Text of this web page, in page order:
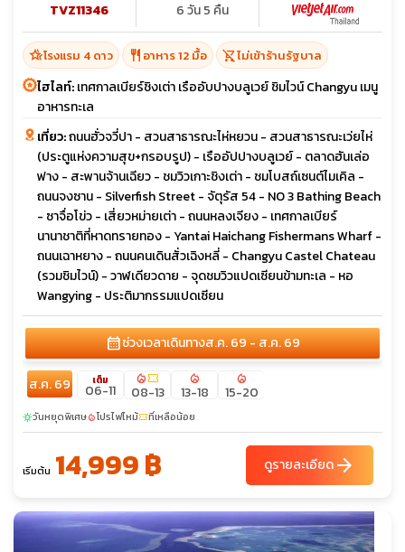
TVZ11346
6 วัน 5 คืน
hotel_classโรงแรม 4 ดาว restaurant อาหาร 12 มื้อ shopping_cart_offไม่เข้าร้านรัฐบาล
ไฮไลท์:เทศกาลเบียร์ชิงเต่า เรืออับปางบลูเวย์ ชิมไวน์ Changyu เมนู
อาหารทะเล
เที่ยว:ถนนฮั่วจวี่ปา - สวนสาธารณะไห่หยวน - สวนสาธารณะเว่ยไห่
(ประตูแห่งความสุข+กรอบรูป) - เรืออัปปางบลูเวย์ - ตลาดฮันเล่อ
ฟาง - สะพานจ้านเฉียว - ชมวิวเกาะชิงเต่า - ชมโบสถ์เซนต์ไมเคิล -
ถนนจงซาน - Silverfish Street - จัตุรัส 54 - NO 3 Bathing Beach
- ซาจื่อโข่ว - เสี่ยวหม่ายเต่า - ถนนหลงเจียง - เทศกาลเบียร์
นานาชาติที่หาดทรายทอง - Yantai Haichang Fishermans Wharf -
ถนนเฉาหยาง - ถนนคนเดินสั่วเฉิงหลี่ - Changyu Castel Chateau
(รวมชิมไวน์) - วาฬเดียวดาย - จุดชมวิวแปดเซียนข้ามทะเล - หอ
Wangying - ประติมากรรมแปดเซียน
calendar_monthช่วงเวลาเดินทางส.ค. 69 - ส.ค. 69
ส.ค. 69 เต็ม
06-11
local_fire_departmentconfirmation_number
08-13
local_fire_department
13-18
local_fire_department
15-20
sunnyวันหยุดพิเศษlocal_fire_departmentโปรไฟไหม้confirmation_numberที่เหลือน้อย
เริ่มต้น 14,999 ฿ ดูรายละเอียดarrow_forward